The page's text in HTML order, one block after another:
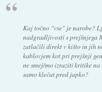
Kaj točno "vse" je narobe?
nadgradljivosti s prejšnjega
zatlačili direkt v kišto in jih
kablovjem kot pri prejšnji
ne smej/mo izraziti kritike
samo klečat pred japko?